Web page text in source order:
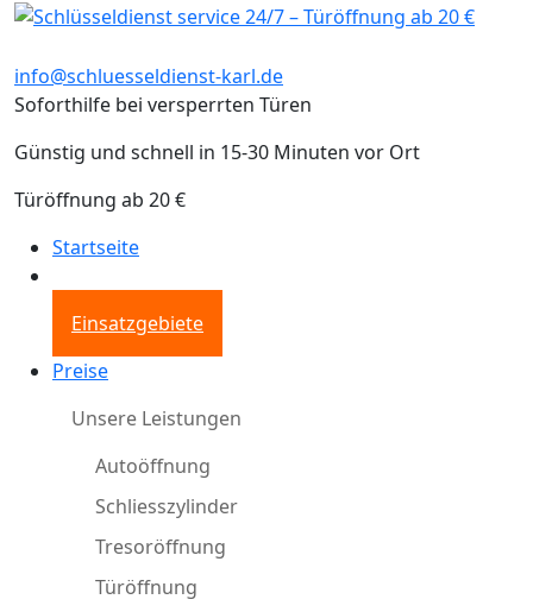
info@schluesseldienst-karl.de
Soforthilfe bei versperrten Türen
Günstig und schnell in 15-30 Minuten vor Ort
Türöffnung ab 20 €
Startseite
Einsatzgebiete
Preise
Unsere Leistungen
Autoöffnung
Schliesszylinder
Tresoröffnung
Türöffnung